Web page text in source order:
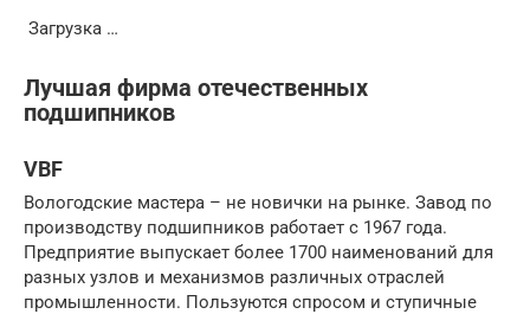
Загрузка …
Лучшая фирма отечественных
подшипников
VBF
Вологодские мастера – не новички на рынке. Завод по
производству подшипников работает с 1967 года.
Предприятие выпускает более 1700 наименований для
разных узлов и механизмов различных отраслей
промышленности. Пользуются спросом и ступичные